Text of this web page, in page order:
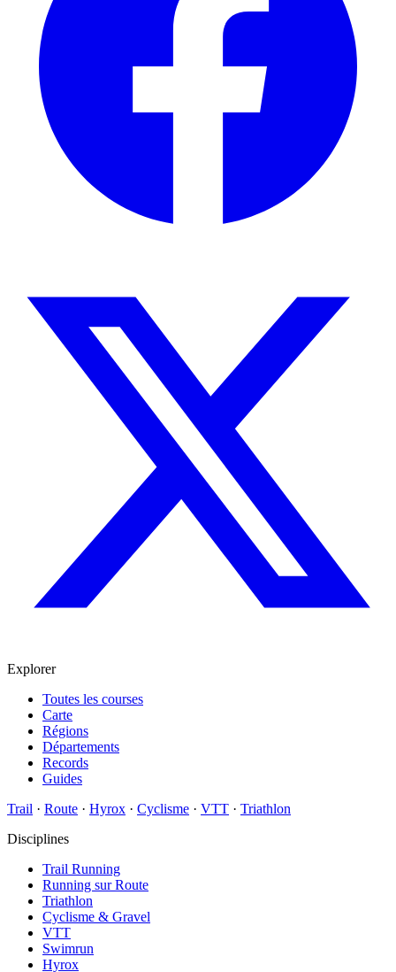
Explorer
Toutes les courses
Carte
Régions
Départements
Records
Guides
Trail · Route · Hyrox · Cyclisme · VTT · Triathlon
Disciplines
Trail Running
Running sur Route
Triathlon
Cyclisme & Gravel
VTT
Swimrun
Hyrox